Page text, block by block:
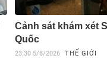
Cảnh sát khám xét
Quốc
23:30 5/8/2026 THẾ GIỚI